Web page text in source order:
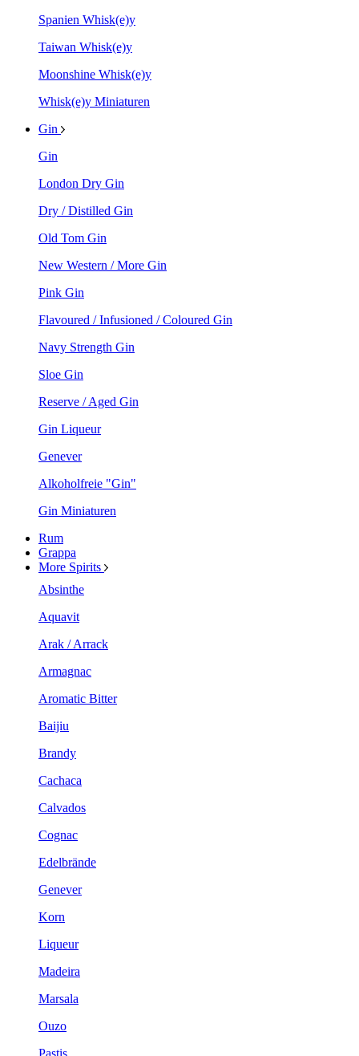
Spanien Whisk(e)y
Taiwan Whisk(e)y
Moonshine Whisk(e)y
Whisk(e)y Miniaturen
Gin
Gin
London Dry Gin
Dry / Distilled Gin
Old Tom Gin
New Western / More Gin
Pink Gin
Flavoured / Infusioned / Coloured Gin
Navy Strength Gin
Sloe Gin
Reserve / Aged Gin
Gin Liqueur
Genever
Alkoholfreie "Gin"
Gin Miniaturen
Rum
Grappa
More Spirits
Absinthe
Aquavit
Arak / Arrack
Armagnac
Aromatic Bitter
Baijiu
Brandy
Cachaca
Calvados
Cognac
Edelbrände
Genever
Korn
Liqueur
Madeira
Marsala
Ouzo
Pastis